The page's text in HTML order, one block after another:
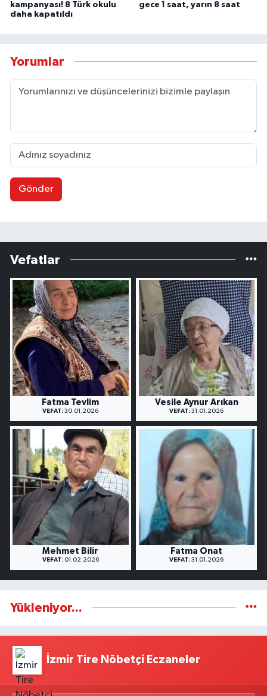
kampanyası! 8 Türk okulu
daha kapatıldı
gece 1 saat, yarın 8 saat
Yorumlar
Gönder
Vefatlar
Fatma Tevlim
VEFAT: 30.01.2026
Vesile Aynur Arıkan
VEFAT: 31.01.2026
Mehmet Bilir
VEFAT:01.02.2026
Fatma Onat
VEFAT: 31.01.2026
Yükleniyor...
İzmir Tire Nöbetçi Eczaneler